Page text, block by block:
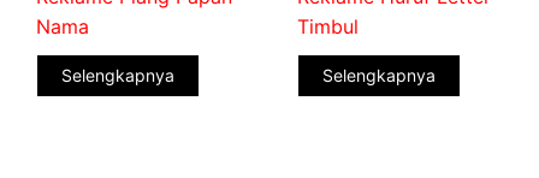
Nama
Selengkapnya
Timbul
Selengkapnya